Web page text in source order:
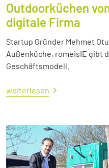
Outdoorküchen
digitale Firma
Startup Gründer Mehmet
Außenküche, romeisIE gibt
Geschäftsmodell.
weiterlesen